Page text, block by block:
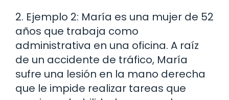
2. Ejemplo 2: María es una mujer de 52
años que trabaja como
administrativa en una oficina. A raíz
de un accidente de tráfico, María
sufre una lesión en la mano derecha
que le impide realizar tareas que